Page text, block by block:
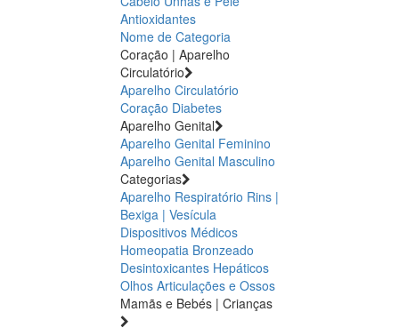
Antioxidantes
Nome de Categoria
Coração | Aparelho
Circulatório
Aparelho Circulatório
Coração Diabetes
Aparelho Genital
Aparelho Genital Feminino
Aparelho Genital Masculino
Categorias
Aparelho Respiratório Rins |
Bexiga | Vesícula
Dispositivos Médicos
Homeopatia Bronzeado
Desintoxicantes Hepáticos
Olhos Articulações e Ossos
Mamãs e Bebés | Crianças